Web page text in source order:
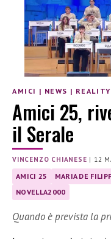
AMICI | NEWS | REALITY
Amici 25,
il Serale
VINCENZO CHIANESE | 12
AMICI 25 MARIA DE
NOVELLA2000
Quando è prevista la